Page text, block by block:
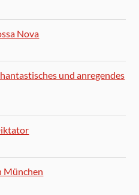
Nova
und anregendes
München